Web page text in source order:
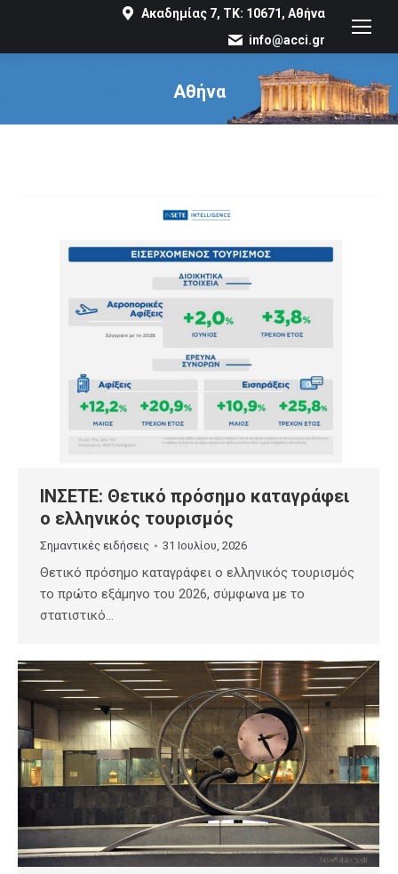
Ακαδημίας 7, ΤΚ: 10671, Αθήνα
info@acci.gr
Αθήνα
You are here:
ΙΝΣΕΤΕ: Θετικό πρόσημο καταγράφει
ο ελληνικός τουρισμός
Σημαντικές ειδήσεις 31 Ιουλίου, 2026
Θετικό πρόσημο καταγράφει ο ελληνικός τουρισμός
το πρώτο εξάμηνο του 2026, σύμφωνα με το
στατιστικό…